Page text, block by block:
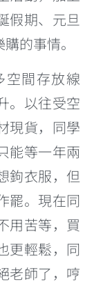
假期、元旦
的事情。
空間存放線
。以往受空
現貨，同學
能等一年兩
鉤衣服，但
罷。現在同
用苦等，買
更輕鬆，同
老師了，哼